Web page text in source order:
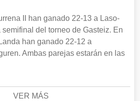
II han ganado 22-13 a Laso-
del torneo de Gasteiz. En
han ganado 22-12 a
Ambas parejas estarán en las
VER MÁS